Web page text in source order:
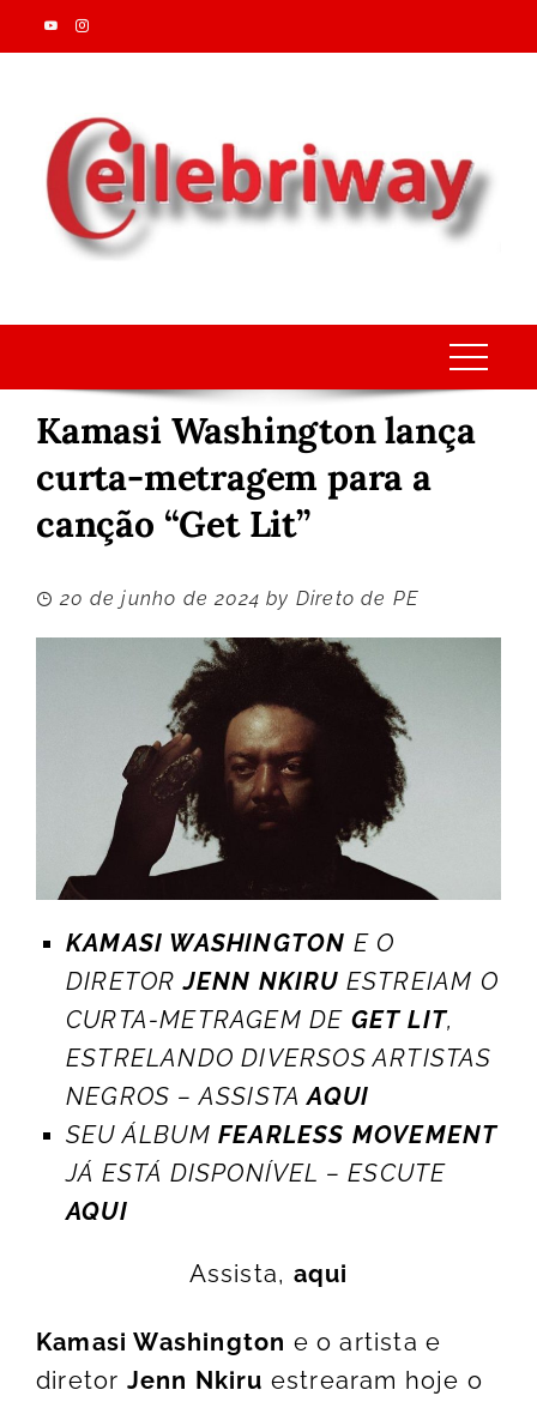
Skip
to
Kamasi Washington lança
curta-metragem para a
canção “Get Lit”
20 de junho de 2024 by Direto de PE
KAMASI WASHINGTON E O
DIRETORJENN NKIRU ESTREIAM O
CURTA-METRAGEM DE GET LIT,
ESTRELANDO DIVERSOS ARTISTAS
NEGROS – ASSISTAAQUI
SEU ÁLBUM FEARLESS MOVEMENT
JÁ ESTÁ DISPONÍVEL – ESCUTE
AQUI
Assista, aqui
Kamasi Washington e o artista e
diretor Jenn Nkiru estrearam hoje o